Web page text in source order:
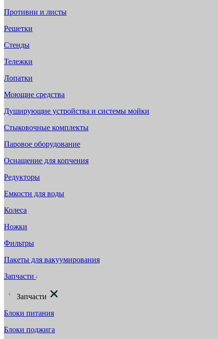
Противни и листы
Решетки
Стенды
Тележки
Лопатки
Моющие средства
Душирующие устройства и системы мойки
Стыковочные комплекты
Паровое оборудование
Оснащение для копчения
Редукторы
Емкости для воды
Колеса
Ножки
Фильтры
Пакеты для вакуумирования
Запчасти
Запчасти
Блоки питания
Блоки поджига